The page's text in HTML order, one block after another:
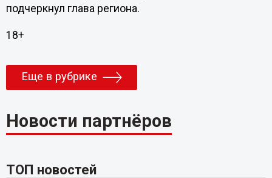
подчеркнул глава региона.
18+
Еще в рубрике
Новости партнёров
ТОП новостей